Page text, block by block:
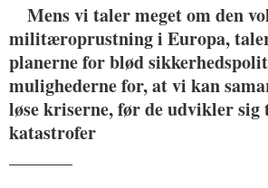
Mens vi taler meget om den
militæroprustning i Europa,
planerne for blød
mulighederne for, at vi kan
løse kriserne, før de udvikler
katastrofer